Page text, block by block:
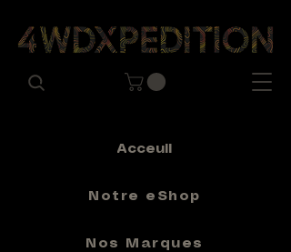
Acceuil
Notre eShop
Nos Marques